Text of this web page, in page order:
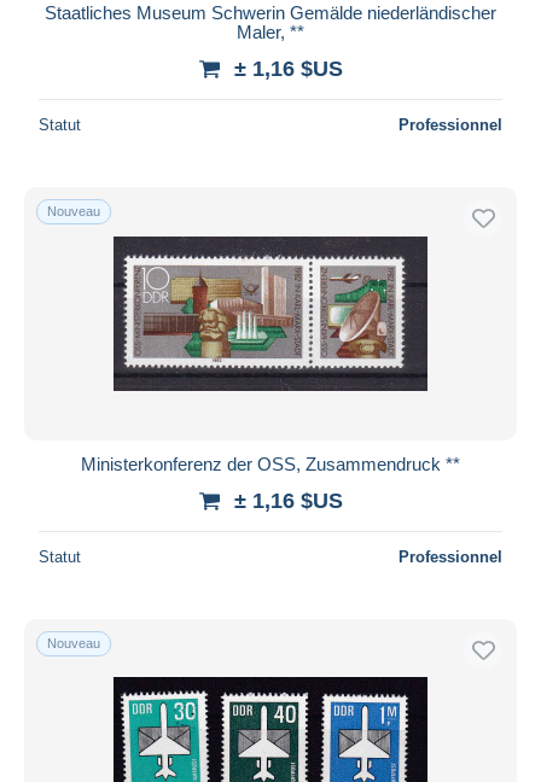
Staatliches Museum Schwerin Gemälde niederländischer
Maler, **
± 1,16 $US
Statut Professionnel
Nouveau
Ministerkonferenz der OSS, Zusammendruck **
± 1,16 $US
Statut Professionnel
Nouveau